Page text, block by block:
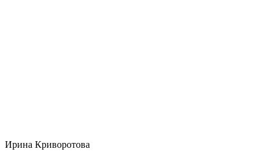
Ирина Криворотова